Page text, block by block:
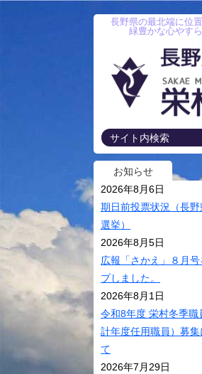
長野県の最北端に位
緑豊かな心やす
お知らせ
2026年8月6日
期日前投票状況（長
選挙）
2026年8月5日
広報「さかえ」８月号
プしました。
2026年8月1日
令和8年度 栄村冬季職
計年度任用職員）募
て
2026年7月29日